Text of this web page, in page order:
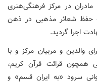
در مرکز فرهنگی‌هنری
هدف حفظ شعائر مذهبی در ذهن
اجرا گردید.
والدین و مربیان مرکز و با
همچون قرائت قرآن کریم،
سرود «به ایران قسم» و